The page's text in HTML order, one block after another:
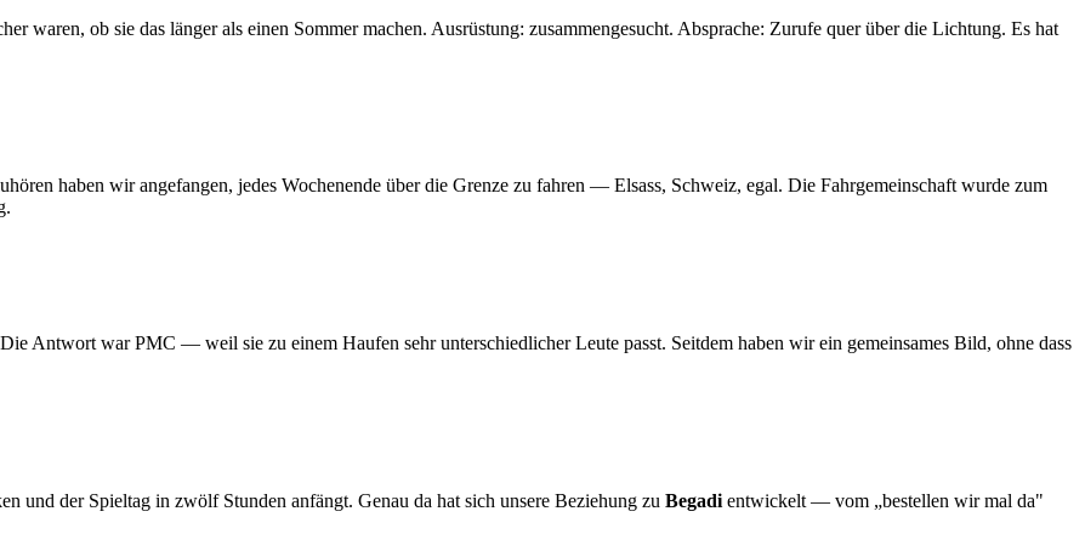
waren, ob sie das länger als einen Sommer machen. Ausrüstung: zusammengesucht. Absprache: Zurufe quer über die Lichtung. Es hat
haben wir angefangen, jedes Wochenende über die Grenze zu fahren — Elsass, Schweiz, egal. Die Fahrgemeinschaft wurde zum
Antwort war PMC — weil sie zu einem Haufen sehr unterschiedlicher Leute passt. Seitdem haben wir ein gemeinsames Bild, ohne dass
und der Spieltag in zwölf Stunden anfängt. Genau da hat sich unsere Beziehung zu Begadi entwickelt — vom „bestellen wir mal da"